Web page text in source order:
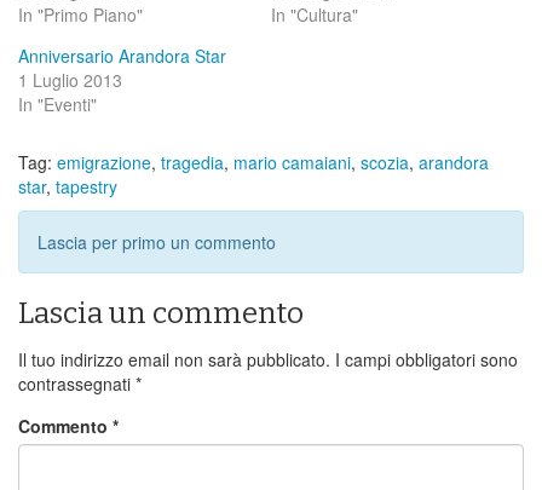
In "Primo Piano"
In "Cultura"
Anniversario Arandora Star
1 Luglio 2013
In "Eventi"
Tag: emigrazione, tragedia, mario camaiani, scozia, arandora
star, tapestry
Lascia per primo un commento
Lascia un commento
Il tuo indirizzo email non sarà pubblicato. I campi obbligatori sono
contrassegnati *
Commento *